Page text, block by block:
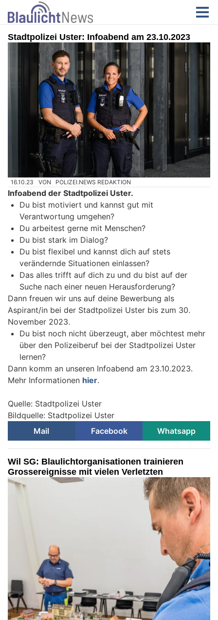
Stadtpolizei Uster: Infoabend am 23.10.2023
16.10.23 VON POLIZEI.NEWS REDAKTION
Infoabend der Stadtpolizei Uster.
Du bist motiviert und kannst gut mit
Verantwortung umgehen?
Du arbeitest gerne mit Menschen?
Du bist stark im Dialog?
Du bist flexibel und kannst dich auf stets
verändernde Situationen einlassen?
Das alles trifft auf dich zu und du bist auf der
Suche nach einer neuen Herausforderung?
Dann freuen wir uns auf deine Bewerbung als
Aspirant/in bei der Stadtpolizei Uster bis zum 30.
November 2023.
Du bist noch nicht überzeugt, aber möchtest mehr
über den Polizeiberuf bei der Stadtpolizei Uster
lernen?
Dann komm an unseren Infoabend am 23.10.2023.
Mehr Informationen hier.
Quelle: Stadtpolizei Uster
Bildquelle: Stadtpolizei Uster
Mail
Facebook Whatsapp
Wil SG: Blaulichtorganisationen trainieren
Grossereignisse mit vielen Verletzten